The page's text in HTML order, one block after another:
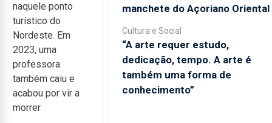
naquele ponto
turístico do
Nordeste. Em
2023, uma
professora
também caiu e
acabou por vir a
morrer
manchete do Açoriano Oriental
Cultura e Social
“A arte requer estudo,
dedicação, tempo. A arte é
também uma forma de
conhecimento”